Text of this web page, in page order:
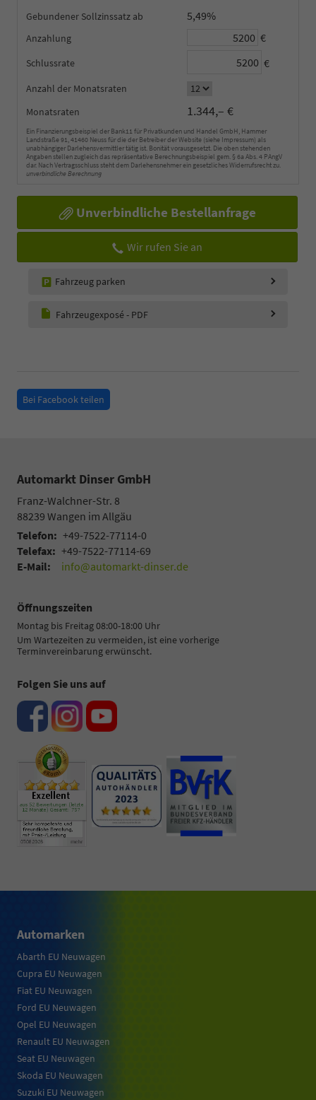
Gebundener Sollzinssatz 5,49%
Anzahlung €
Schlussrate €
Anzahl der Monatsraten
Monatsraten
1.344,– €
Ein Finanzierungsbeispiel der Bank11 für Privatkunden und Handel GmbH, Hammer
Landstraße 91, 41460 Neuss für die der Betreiber der Website (siehe Impressum) als
unabhängiger Darlehensvermittler tätig ist. Bonität vorausgesetzt. Die oben stehenden
Angaben stellen zugleich das repräsentative Berechnungsbeispiel gem. § 6a Abs. 4 PAngV
dar. Nach Vertragsschluss steht dem Darlehensnehmer ein gesetzliches Widerrufsrecht zu.
unverbindliche Berechnung
Unverbindliche Bestellanfrage
Wir rufen Sie an
Fahrzeug parken
Fahrzeugexposé - PDF
Bei Facebook teilen
Automarkt Dinser GmbH
Franz-Walchner-Str. 8
88239 Wangen im Allgäu
Telefon: +49-7522-77114-0
Telefax: +49-7522-77114-69
E-Mail:
info@automarkt-dinser.de
Öffnungszeiten
Montag bis Freitag 08:00-18:00 Uhr
Um Wartezeiten zu vermeiden, ist eine vorherige
Terminvereinbarung erwünscht.
Folgen Sie uns auf
Automarken
Abarth EU Neuwagen
Cupra EU Neuwagen
Fiat EU Neuwagen
Ford EU Neuwagen
Opel EU Neuwagen
Renault EU Neuwagen
Seat EU Neuwagen
Skoda EU Neuwagen
Suzuki EU Neuwagen